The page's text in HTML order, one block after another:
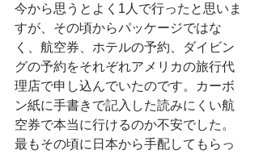
今から思うとよく1人で行ったと思いま
すが、その頃からパッケージではな
く、航空券、ホテルの予約、ダイビン
グの予約をそれぞれアメリカの旅行代
理店で申し込んでいたのです。カーボ
ン紙に手書きで記入した読みにくい航
空券で本当に行けるのか不安でした。
最もその頃に日本から手配してもらっ